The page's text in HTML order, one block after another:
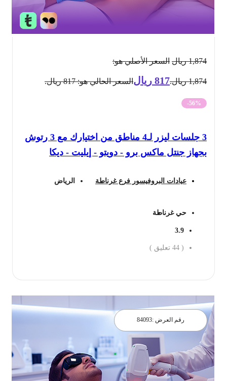
1,874 ريال السعر الأصلي هو:
1,874 ريال. 817 ريالالسعر الحالي هو: 817 ريال.
-56%
3 جلسات ليزر لـ4 مناطق من اختيارك مع 3 رتوش
بجهاز جنتل ماكس برو - دويتو - إيليت - ديكا
عيادات البروفيسور فرع غرناطة الرياض
حي غرناطة
3.9
44 تعليق )
رقم العرض : 84093